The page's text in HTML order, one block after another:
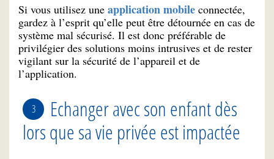
Si vous utilisez une application mobile connectée,
gardez à l’esprit qu’elle peut être détournée en cas de
système mal sécurisé. Il est donc préférable de
privilégier des solutions moins intrusives et de rester
vigilant sur la sécurité de l’appareil et de
l’application.
Echanger avec son enfant dès
lors que sa vie privée est impactée